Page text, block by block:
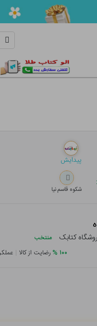
پیدایش
شکوه قاسم نیا
کتابک منتخب
۱۰۰ % رضایت از کالا |